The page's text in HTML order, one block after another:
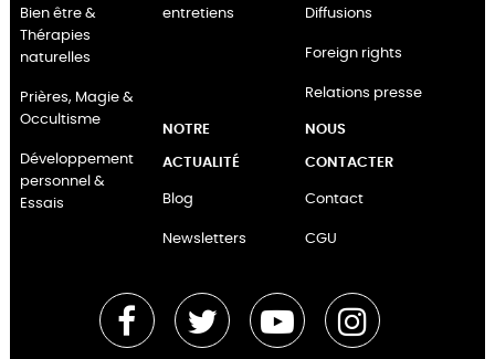
Bien être &
Thérapies
naturelles
Prières, Magie &
Occultisme
Développement
personnel &
Essais
entretiens
Diffusions
Foreign rights
Relations presse
NOTRE
ACTUALITÉ
Blog
Newsletters
NOUS
CONTACTER
Contact
CGU
Facebook Twitter YouTube Instagram